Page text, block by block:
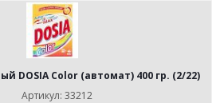
DOSIA Color (автомат) 400 гр. (2/22)
Артикул: 33212